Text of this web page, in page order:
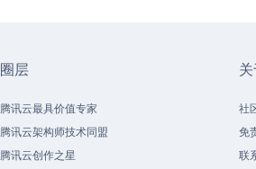
圈层
腾讯云最具价值专家
腾讯云架构师技术同盟
腾讯云创作之星
社
免
联